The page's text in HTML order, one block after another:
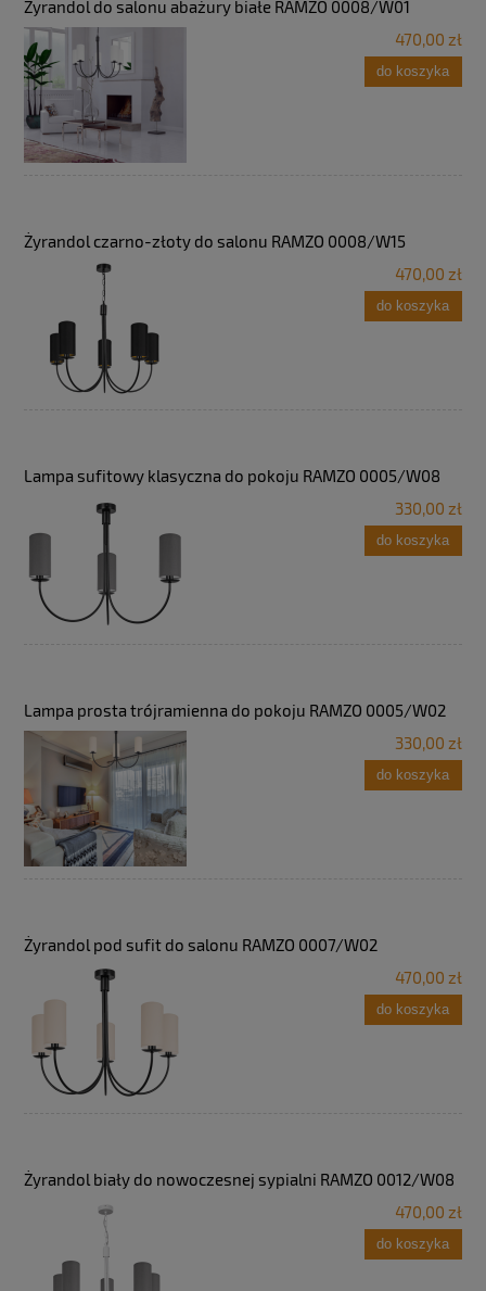
Żyrandol do salonu abażury białe RAMZO 0008/W01
470,00 zł
do koszyka
Żyrandol czarno-złoty do salonu RAMZO 0008/W15
470,00 zł
do koszyka
Lampa sufitowy klasyczna do pokoju RAMZO 0005/W08
330,00 zł
do koszyka
Lampa prosta trójramienna do pokoju RAMZO 0005/W02
330,00 zł
do koszyka
Żyrandol pod sufit do salonu RAMZO 0007/W02
470,00 zł
do koszyka
Żyrandol biały do nowoczesnej sypialni RAMZO 0012/W08
470,00 zł
do koszyka